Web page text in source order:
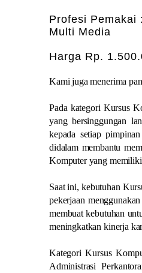
Profesi Pemakai
Multi Media
Harga Rp.
Kami juga menerima
Pada kategori Kursus
yang bersinggungan
kepada setiap
didalam membantu
Komputer yang memiliki
Saat ini, kebutuhan
pekerjaan
membuat kebutuhan
meningkatkan kinerja
Kategori Kursus
Administrasi